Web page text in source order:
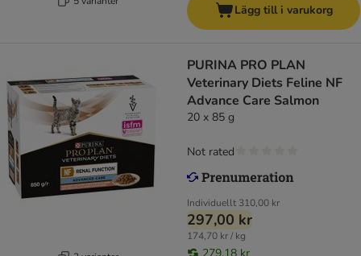
Lägg till i varukorg
PURINA PRO PLAN
Veterinary Diets Feline NF
Advance Care Salmon
20 x 85 g
Individuellt 310,00 kr
297,00 kr
174,70 kr / kg
Not rated